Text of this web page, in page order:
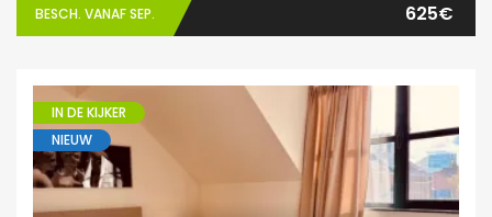
BESCH. VANAF SEP. 625€
IN DE KIJKER
NIEUW